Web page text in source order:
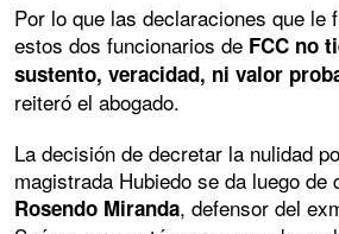
Por lo que las declaraciones que le
estos dos funcionarios de FCC no
sustento, veracidad, ni valor
reiteró el abogado.
La decisión de decretar la nulidad
magistrada Hubiedo se da luego de
Rosendo Miranda, defensor del